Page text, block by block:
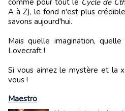
comme pour tout le Cycle de
A à Z), le fond n'est plus
savons aujourd'hui.
Mais quelle imagination,
Lovecraft !
Si vous aimez le mystère et la
vous !
Maestro